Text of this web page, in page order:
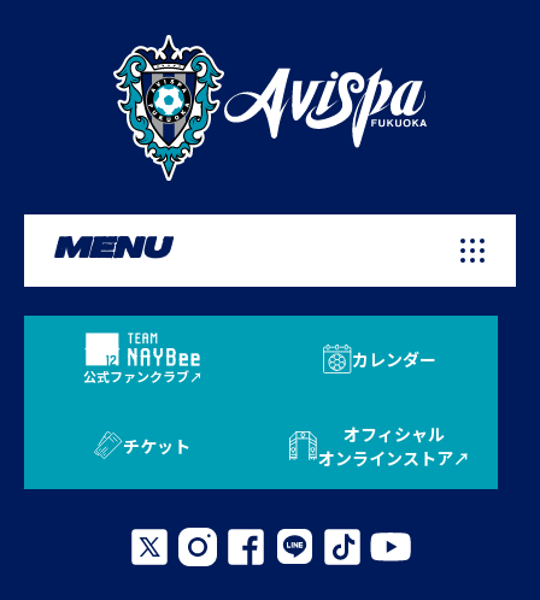
MENU
公式ファンクラブ
カレンダー
チケット
オフィシャル
オンラインストア